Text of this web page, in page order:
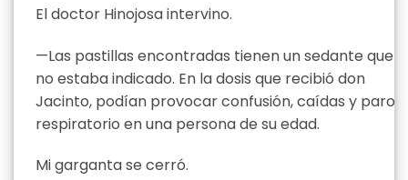
El doctor Hinojosa intervino.
—Las pastillas encontradas tienen un sedante que
no estaba indicado. En la dosis que recibió don
Jacinto, podían provocar confusión, caídas y paro
respiratorio en una persona de su edad.
Mi garganta se cerró.